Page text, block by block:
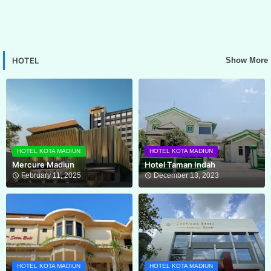
HOTEL Show More
HOTEL KOTA MADIUN
Mercure Madiun
February 11, 2025
HOTEL KOTA MADIUN
Hotel Taman Indah
December 13, 2023
HOTEL KOTA MADIUN HOTEL KOTA MADIUN